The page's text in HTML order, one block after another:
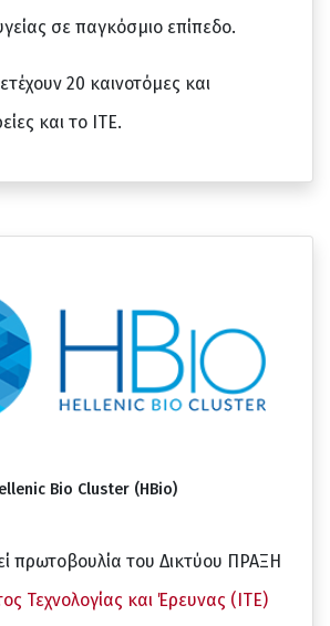
σε παγκόσμιο επίπεδο.
20 καινοτόμες και
και το ΙΤΕ.
Bio Cluster (HBio)
πρωτοβουλία του Δικτύου ΠΡΑΞΗ
Τεχνολογίας και Έρευνας (ΙΤΕ)